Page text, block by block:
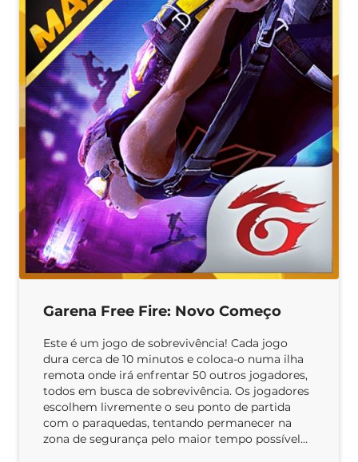
Garena Free Fire: Novo Começo
Este é um jogo de sobrevivência! Cada jogo
dura cerca de 10 minutos e coloca-o numa ilha
remota onde irá enfrentar 50 outros jogadores,
todos em busca de sobrevivência. Os jogadores
escolhem livremente o seu ponto de partida
com o paraquedas, tentando permanecer na
zona de segurança pelo maior tempo possível…